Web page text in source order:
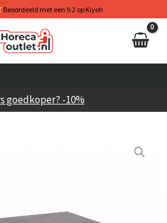
Beoordeeld met een 9.2 op Kiyoh
goedkoper? -10%